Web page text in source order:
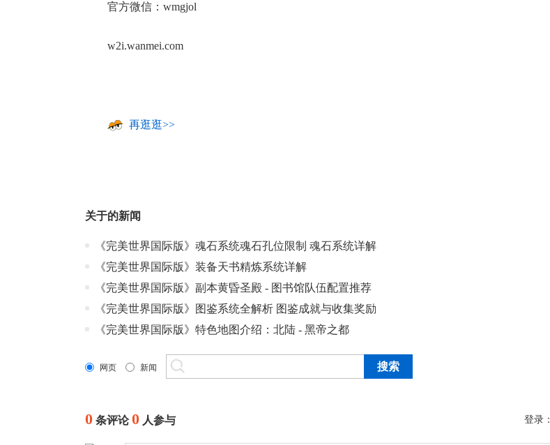
官方微信：wmgjol
w2i.wanmei.com
再逛逛>>
关于的新闻
《完美世界国际版》魂石系统魂石孔位限制 魂石系统详解
《完美世界国际版》装备天书精炼系统详解
《完美世界国际版》副本黄昏圣殿 - 图书馆队伍配置推荐
《完美世界国际版》图鉴系统全解析 图鉴成就与收集奖励
《完美世界国际版》特色地图介绍：北陆 - 黑帝之都
网页 新闻
0 条评论0 人参与 登录：